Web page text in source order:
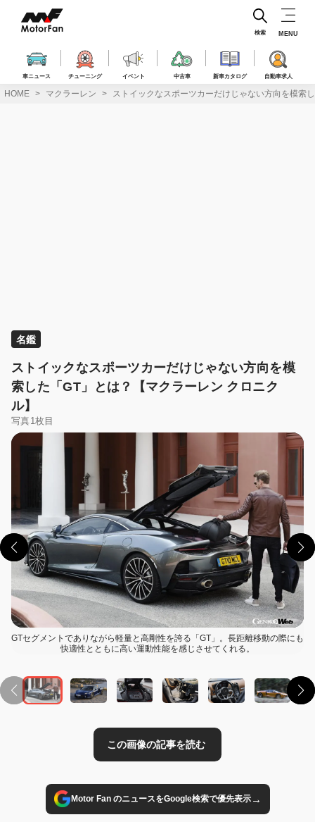
ス
車ニュース チューニング イベント 中古車 新車カタログ 自動車求人
検索 MENU
HOME マクラーレン ストイックなスポーツカーだけじゃない方向を模索
名鑑
ストイックなスポーツカーだけじゃない方向を模
索した「GT」とは？【マクラーレン クロニク
ル】
写真1枚目
GTセグメントでありながら軽量と高剛性を誇る「GT」。長距離移動の際にも
快適性とともに高い運動性能を感じさせてくれる。
この画像の記事を読む
Motor Fan のニュースをGoogle検索で優先表示→